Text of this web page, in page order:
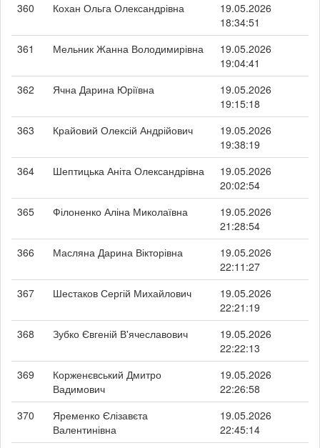
360
Кохан Ольга Олександрівна
19.05.2026
18:34:51
361
Мельник Жанна Володимирівна
19.05.2026
19:04:41
362
Ячна Дарина Юріївна
19.05.2026
19:15:18
363
Крайовий Олексій Андрійович
19.05.2026
19:38:19
364
Шептицька Аніта Олександрівна
19.05.2026
20:02:54
365
Філоненко Аліна Миколаївна
19.05.2026
21:28:54
366
Масляна Дарина Вікторівна
19.05.2026
22:11:27
367
Шестаков Сергій Михайлович
19.05.2026
22:21:19
368
Зубко Євгеній В'ячеславович
19.05.2026
22:22:13
369
Корженєвський Дмитро
Вадимович
19.05.2026
22:26:58
370
Яременко Єлізавєта
Валентинівна
19.05.2026
22:45:14